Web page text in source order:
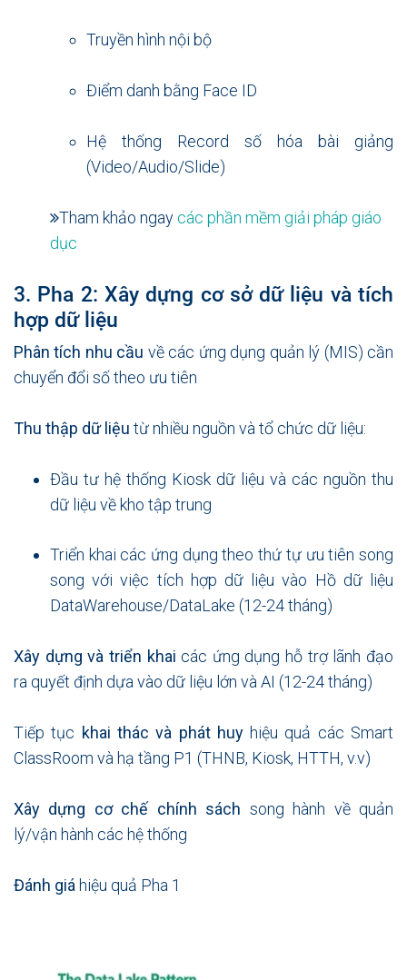
Truyền hình nội bộ
Điểm danh bằng Face ID
Hệ thống Record số hóa bài giảng
(Video/Audio/Slide)
Tham khảo ngay các phần mềm giải pháp giáo
dục
3. Pha 2: Xây dựng cơ sở dữ liệu và tích
hợp dữ liệu
Phân tích nhu cầu về các ứng dụng quản lý (MIS) cần
chuyển đổi số theo ưu tiên
Thu thập dữ liệu từ nhiều nguồn và tổ chức dữ liệu:
Đầu tư hệ thống Kiosk dữ liệu và các nguồn thu
dữ liệu về kho tập trung
Triển khai các ứng dụng theo thứ tự ưu tiên song
song với việc tích hợp dữ liệu vào Hồ dữ liệu
DataWarehouse/DataLake (12-24 tháng)
Xây dựng và triển khai các ứng dụng hỗ trợ lãnh đạo
ra quyết định dựa vào dữ liệu lớn và AI (12-24 tháng)
Tiếp tục khai thác và phát huy hiệu quả các Smart
ClassRoom và hạ tầng P1 (THNB, Kiosk, HTTH, v.v)
Xây dựng cơ chế chính sách song hành về quản
lý/vận hành các hệ thống
Đánh giá hiệu quả Pha 1